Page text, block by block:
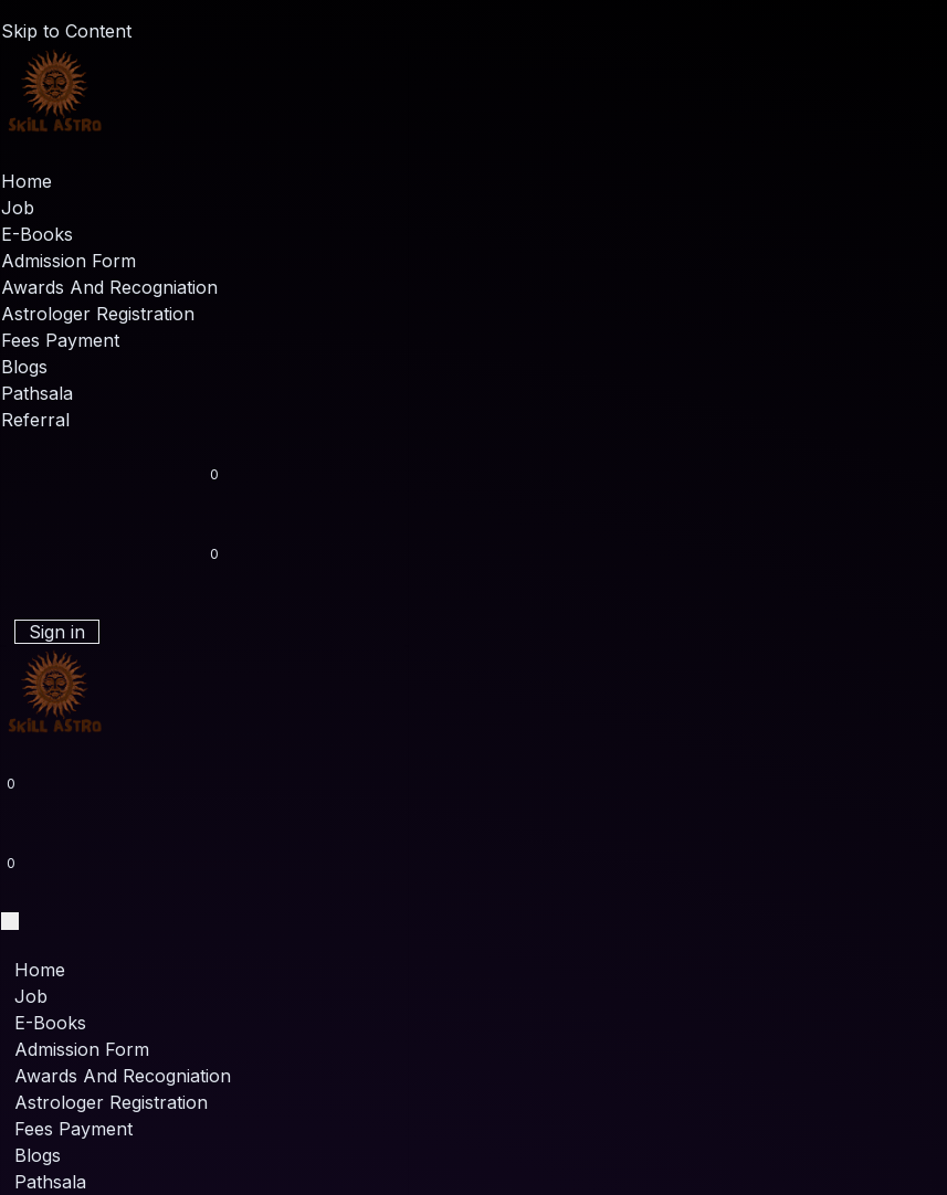
Skip to Content
Home
Job
E-Books
Admission Form
Awards And Recogniation
Astrologer Registration
Fees Payment
Blogs
Pathsala
Referral
0
0
Sign in
0
0
Home
Job
E-Books
Admission Form
Awards And Recogniation
Astrologer Registration
Fees Payment
Blogs
Pathsala